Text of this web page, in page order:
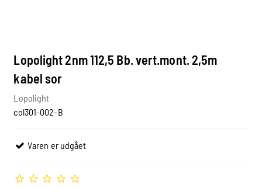
Lopolight 2nm 112,5 Bb. vert.mont. 2,5m
kabel sor
Lopolight
col301-002-B
Varen er udgået